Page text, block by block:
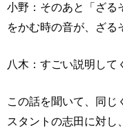
小野：そのあと「ざる
をかむ時の音が、ざる
八木：すごい説明して
この話を聞いて、同じ
スタントの志田に対し